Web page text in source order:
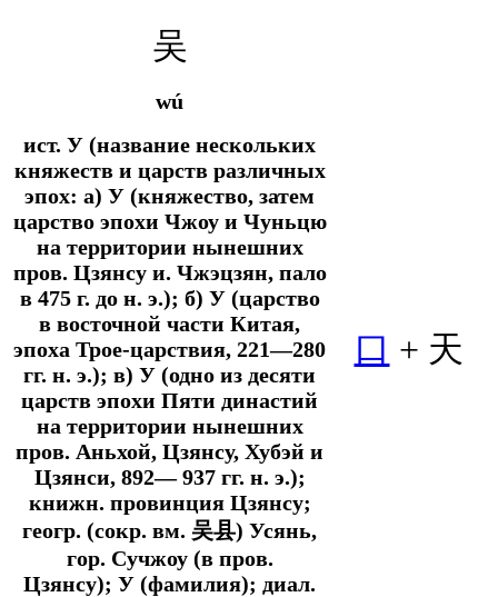
吴
wú
ист. У (название нескольких
княжеств и царств различных
эпох: а) У (княжество, затем
царство эпохи Чжоу и Чуньцю
на территории нынешних
пров. Цзянсу и. Чжэцзян, пало
в 475 г. до н. э.); б) У (царство
в восточной части Китая,
эпоха Трое-царствия, 221—280
гг. н. э.); в) У (одно из десяти
царств эпохи Пяти династий
на территории нынешних
пров. Аньхой, Цзянсу, Хубэй и
Цзянси, 892— 937 гг. н. э.);
книжн. провинция Цзянсу;
геогр. (сокр. вм. 吴县) Усянь,
гор. Сучжоу (в пров.
Цзянсу); У (фамилия); диал.
口 + 天